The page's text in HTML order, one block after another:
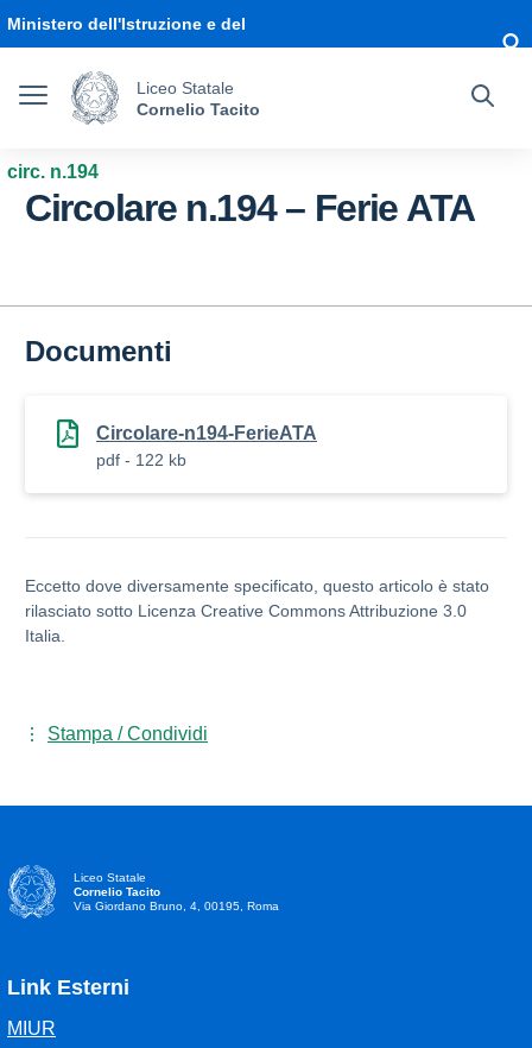
Ministero dell'Istruzione e del
Liceo Statale
Cornelio Tacito
circ. n.194
Circolare n.194 – Ferie ATA
Documenti
Circolare-n194-FerieATA
pdf - 122 kb
Eccetto dove diversamente specificato, questo articolo è stato
rilasciato sotto Licenza Creative Commons Attribuzione 3.0
Italia.
Stampa / Condividi
Liceo Statale
Cornelio Tacito
Via Giordano Bruno, 4, 00195, Roma
Link Esterni
MIUR